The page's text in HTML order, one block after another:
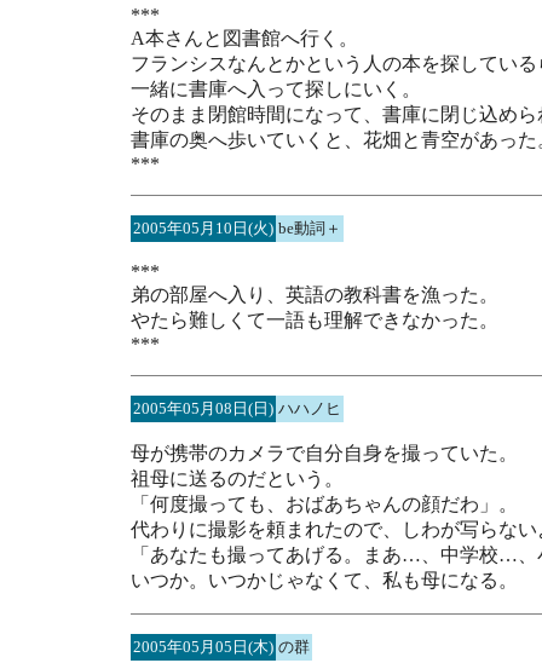
***
A本さんと図書館へ行く。
フランシスなんとかという人の本を探している
一緒に書庫へ入って探しにいく。
そのまま閉館時間になって、書庫に閉じ込め
書庫の奥へ歩いていくと、花畑と青空があった
***
2005年05月10日(火) be動詞＋
***
弟の部屋へ入り、英語の教科書を漁った。
やたら難しくて一語も理解できなかった。
***
2005年05月08日(日) ハハノヒ
母が携帯のカメラで自分自身を撮っていた。
祖母に送るのだという。
「何度撮っても、おばあちゃんの顔だわ」。
代わりに撮影を頼まれたので、しわが写らな
「あなたも撮ってあげる。まあ…、中学校…
いつか。いつかじゃなくて、私も母になる。
2005年05月05日(木) の群